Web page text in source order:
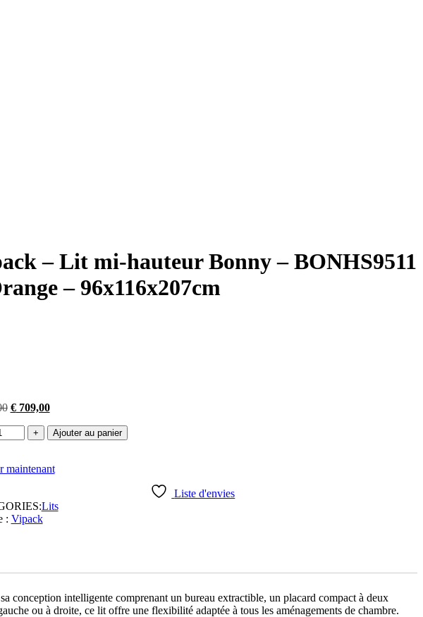
– Lit mi-hauteur Bonny – BONHS9511
– 96x116x207cm
Le
initial
€709,00Le
actuel
Ajouter au panier
maintenant
Liste d'envies
Lits
: Vipack
conception intelligente comprenant un bureau extractible, un placard compact à deux
ou à droite, ce lit offre une flexibilité adaptée à tous les aménagements de chambre.